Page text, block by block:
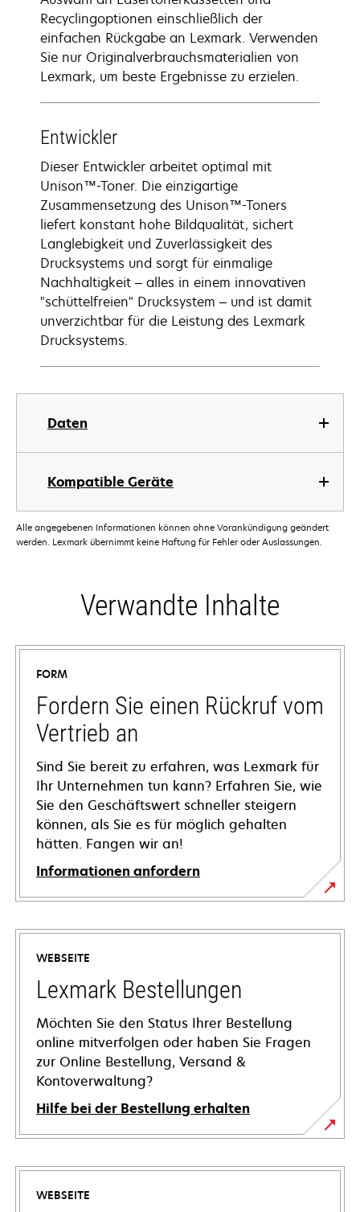
Daten
Kompatible Geräte
Recyclingoptionen einschließlich der
einfachen Rückgabe an Lexmark. Verwenden
Sie nur Originalverbrauchsmaterialien von
Lexmark, um beste Ergebnisse zu erzielen.
Entwickler
Dieser Entwickler arbeitet optimal mit
Unison™-Toner. Die einzigartige
Zusammensetzung des Unison™-Toners
liefert konstant hohe Bildqualität, sichert
Langlebigkeit und Zuverlässigkeit des
Drucksystems und sorgt für einmalige
Nachhaltigkeit – alles in einem innovativen
"schüttelfreien" Drucksystem – und ist damit
unverzichtbar für die Leistung des Lexmark
Drucksystems.
Alle angegebenen Informationen können ohne Vorankündigung geändert
werden. Lexmark übernimmt keine Haftung für Fehler oder Auslassungen.
Verwandte Inhalte
FORM
Fordern Sie einen Rückruf vom
Vertrieb an
Sind Sie bereit zu erfahren, was Lexmark für
Ihr Unternehmen tun kann? Erfahren Sie, wie
Sie den Geschäftswert schneller steigern
können, als Sie es für möglich gehalten
hätten. Fangen wir an!
Informationen anfordern
WEBSEITE
Lexmark Bestellungen
Möchten Sie den Status Ihrer Bestellung
online mitverfolgen oder haben Sie Fragen
zur Online Bestellung, Versand &
Kontoverwaltung?
Hilfe bei der Bestellung erhalten
WEBSEITE